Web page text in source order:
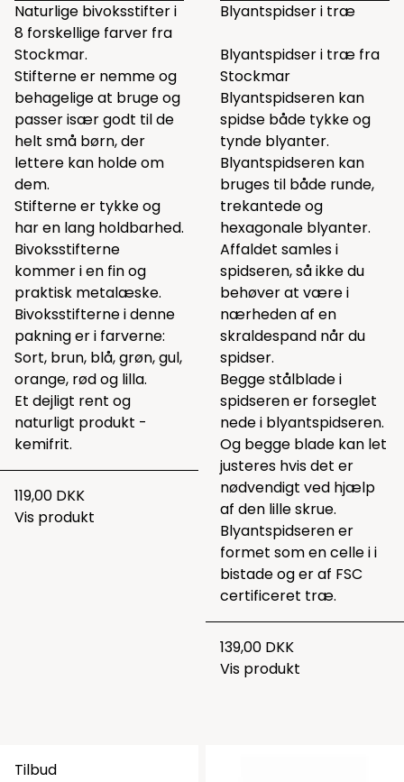
Naturlige bivoksstifter i
8 forskellige farver fra
Stockmar.
Stifterne er nemme og
behagelige at bruge og
passer især godt til de
helt små børn, der
lettere kan holde om
dem.
Stifterne er tykke og
har en lang holdbarhed.
Bivoksstifterne
kommer i en fin og
praktisk metalæske.
Bivoksstifterne i denne
pakning er i farverne:
Sort, brun, blå, grøn, gul,
orange, rød og lilla.
Et dejligt rent og
naturligt produkt -
kemifrit.
119,00 DKK
Vis produkt
Blyantspidser i træ
Blyantspidser i træ fra
Stockmar
Blyantspidseren kan
spidse både tykke og
tynde blyanter.
Blyantspidseren kan
bruges til både runde,
trekantede og
hexagonale blyanter.
Affaldet samles i
spidseren, så ikke du
behøver at være i
nærheden af en
skraldespand når du
spidser.
Begge stålblade i
spidseren er forseglet
nede i blyantspidseren.
Og begge blade kan let
justeres hvis det er
nødvendigt ved hjælp
af den lille skrue.
Blyantspidseren er
formet som en celle i i
bistade og er af FSC
certificeret træ.
139,00 DKK
Vis produkt
Tilbud